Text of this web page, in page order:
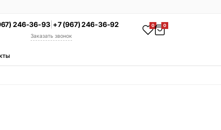
246-36-93| +7 (967) 246-36-92
Заказать звонок
0 0